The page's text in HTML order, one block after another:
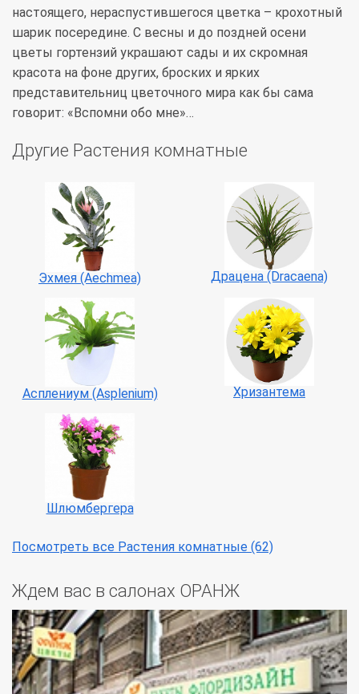
настоящего, нераспустившегося цветка – крохотный
шарик посередине. С весны и до поздней осени
цветы гортензий украшают сады и их скромная
красота на фоне других, броских и ярких
представительниц цветочного мира как бы сама
говорит: «Вспомни обо мне»…
Другие Растения комнатные
Эхмея (Aechmea) Драцена (Dracaena)
Асплениум (Asplenium) Хризантема
Шлюмбергера
Посмотреть все Растения комнатные (62)
Ждем вас в салонах ОРАНЖ